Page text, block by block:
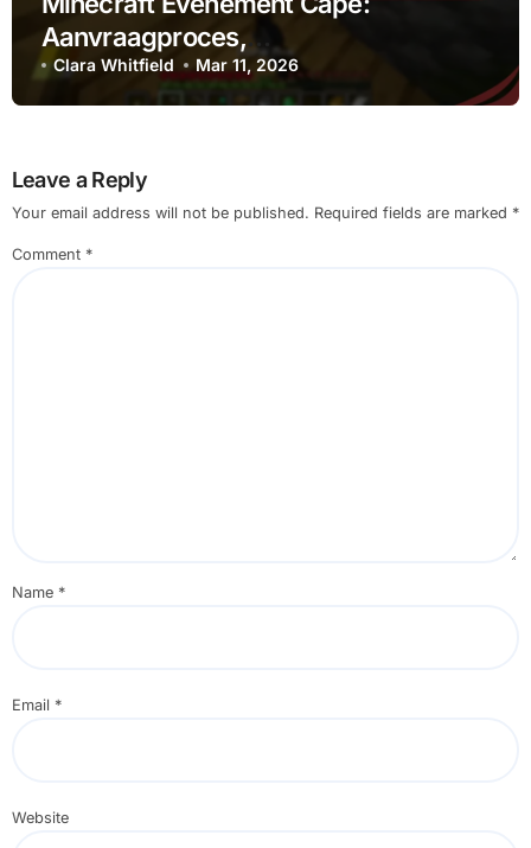
Aanvraagproces,
Geschiktheidseisen, Deelname aan
het evenement
Clara Whitfield Mar 11, 2026
Leave a Reply
Your email address will not be published. Required fields are marked *
Comment *
Name *
Email *
Website